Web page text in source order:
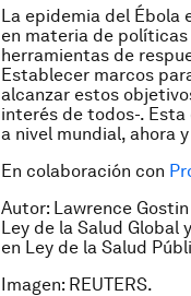
La epidemia del Ébola
en materia de
herramientas de
Establecer marcos
alcanzar estos
interés de todos-.
a nivel mundial, ahora
En colaboración con
Autor: Lawrence
Ley de la Salud Global
en Ley de la Salud
Imagen: REUTERS.